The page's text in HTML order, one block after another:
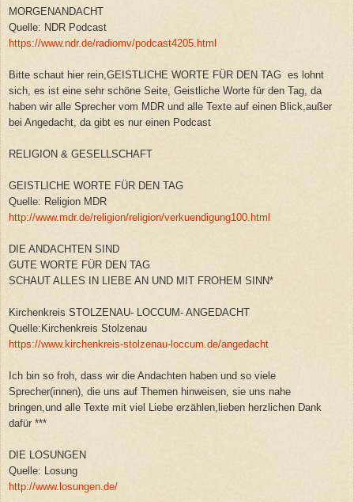
MORGENANDACHT
Quelle: NDR Podcast
https://www.ndr.de/radiomv/podcast4205.html
Bitte schaut hier rein,GEISTLICHE WORTE FÜR DEN TAG es lohnt
sich, es ist eine sehr schöne Seite, Geistliche Worte für den Tag, da
haben wir alle Sprecher vom MDR und alle Texte auf einen Blick,außer
bei Angedacht, da gibt es nur einen Podcast
RELIGION & GESELLSCHAFT
GEISTLICHE WORTE FÜR DEN TAG
Quelle: Religion MDR
http://www.mdr.de/religion/religion/verkuendigung100.html
DIE ANDACHTEN SIND
GUTE WORTE FÜR DEN TAG
SCHAUT ALLES IN LIEBE AN UND MIT FROHEM SINN*
Kirchenkreis STOLZENAU- LOCCUM- ANGEDACHT
Quelle:Kirchenkreis Stolzenau
https://www.kirchenkreis-stolzenau-loccum.de/angedacht
Ich bin so froh, dass wir die Andachten haben und so viele
Sprecher(innen), die uns auf Themen hinweisen, sie uns nahe
bringen,und alle Texte mit viel Liebe erzählen,lieben herzlichen Dank
dafür ***
DIE LOSUNGEN
Quelle: Losung
http://www.losungen.de/